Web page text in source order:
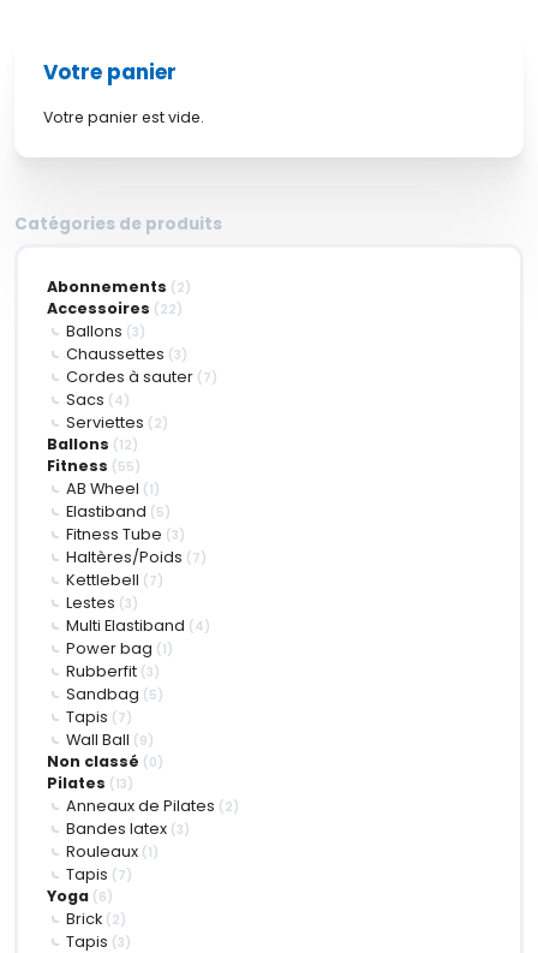
Votre panier
Votre panier est vide.
Catégories de produits
Abonnements (2)
Accessoires (22)
Ballons (3)
Chaussettes (3)
Cordes à sauter (7)
Sacs (4)
Serviettes (2)
Ballons (12)
Fitness (55)
AB Wheel (1)
Elastiband (5)
Fitness Tube (3)
Haltères/Poids (7)
Kettlebell (7)
Lestes (3)
Multi Elastiband (4)
Power bag (1)
Rubberfit (3)
Sandbag (5)
Tapis (7)
Wall Ball (9)
Non classé (0)
Pilates (13)
Anneaux de Pilates (2)
Bandes latex (3)
Rouleaux (1)
Tapis (7)
Yoga (6)
Brick (2)
Tapis (3)